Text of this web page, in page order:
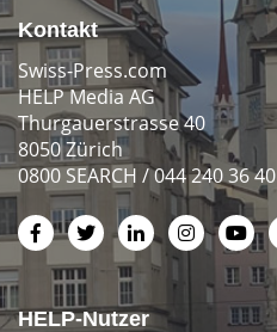
Kontakt
Swiss-Press.com
HELP Media AG
Thurgauerstrasse 40
8050 Zürich
0800 SEARCH / 044 240 36 40
HELP-Nutzer